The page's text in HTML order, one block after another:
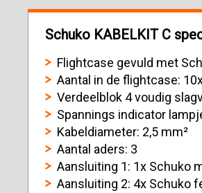
Schuko KABELKIT C
Flightcase gevuld met
Aantal in de flightcase:
Verdeelblok 4 voudig
Spannings indicator
Kabeldiameter: 2,5 mm²
Aantal aders: 3
Aansluiting 1: 1x Schuko
Aansluiting 2: 4x Schuko